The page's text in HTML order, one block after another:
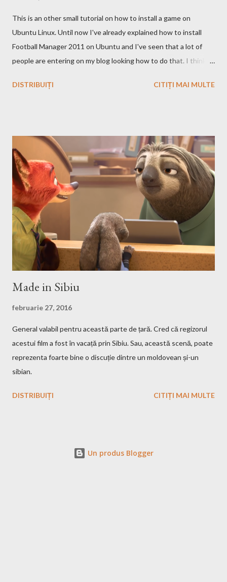
This is an other small tutorial on how to install a game on
Ubuntu Linux. Until now I've already explained how to install
Football Manager 2011 on Ubuntu and I've seen that a lot of
people are entering on my blog looking how to do that. I think
the story and the game play is calling you to play it also in Linux,
definitively sure that you'll find a site from which to download
the game files ;). Installation After downloading the game you
have to install it. If the *.iso file is compressed in a *.bz2 file you
have to uncompressed it. After that write in the Terminal this,
after you go with cd command in the folder where the iso file is:
sudo mount -t iso9660 -o loop HMM3-Linux.iso /mnt/fakecd ...
DISTRIBUIȚI CITIȚI MAI MULTE
Made in Sibiu
februarie 27, 2016
General valabil pentru această parte de țară. Cred că regizorul
acestui film a fost în vacață prin Sibiu. Sau, această scenă, poate
reprezenta foarte bine o discuție dintre un moldovean și-un
sibian.
DISTRIBUIȚI CITIȚI MAI MULTE
Un produs Blogger